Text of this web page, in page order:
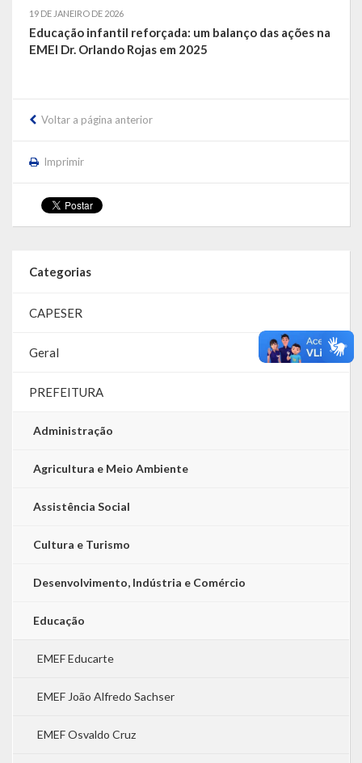
19 DE JANEIRO DE 2026
Educação infantil reforçada: um balanço das ações na
EMEI Dr. Orlando Rojas em 2025
Voltar a página anterior
Imprimir
Categorias
CAPESER
Geral
PREFEITURA
Administração
Agricultura e Meio Ambiente
Assistência Social
Cultura e Turismo
Desenvolvimento, Indústria e Comércio
Educação
EMEF Educarte
EMEF João Alfredo Sachser
EMEF Osvaldo Cruz